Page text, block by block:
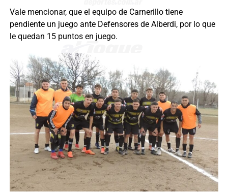
Vale mencionar, que el equipo de Carnerillo tiene
pendiente un juego ante Defensores de Alberdi, por lo que
le quedan 15 puntos en juego.